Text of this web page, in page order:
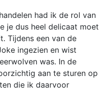
had ik de rol van
je dus heel delicaat moet
Tijdens een van de
ingezien en wist
was. In de
aan te sturen op
die ik daarvoor